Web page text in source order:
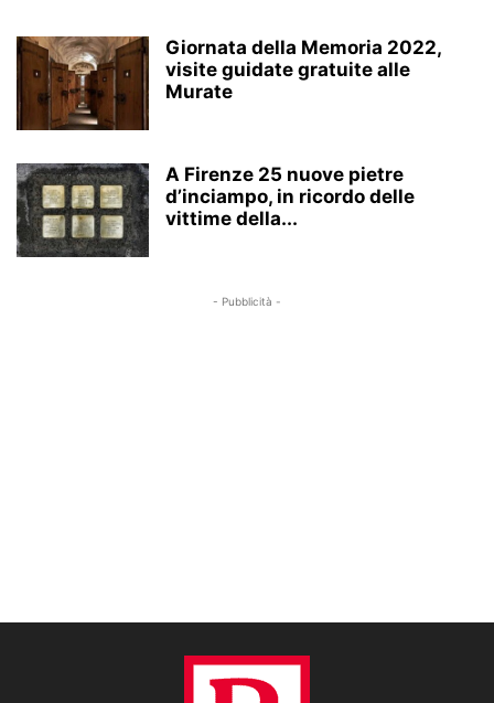
Giornata della Memoria 2022,
visite guidate gratuite alle
Murate
A Firenze 25 nuove pietre
d’inciampo, in ricordo delle
vittime della...
- Pubblicità -